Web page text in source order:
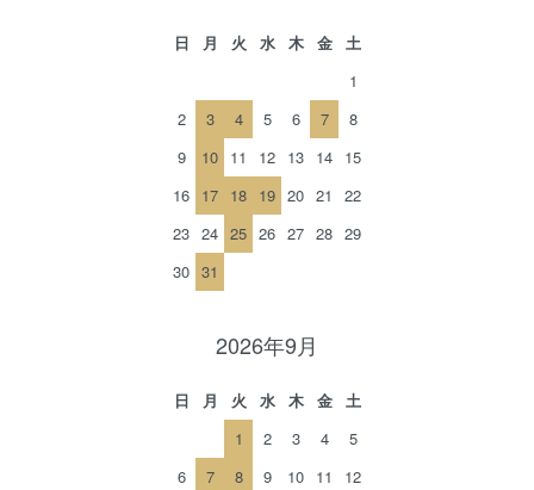
日 月 火 水 木 金
土
1
2
3 4 5 6 7
8
9
10 11 12 13 14 15
16 17 18 19 20 21
22
23 24 25 26 27 28 29
30 31
2026年9月
日 月 火 水 木 金
土
1
2 3 4
5
6
7 8 9 10 11
12